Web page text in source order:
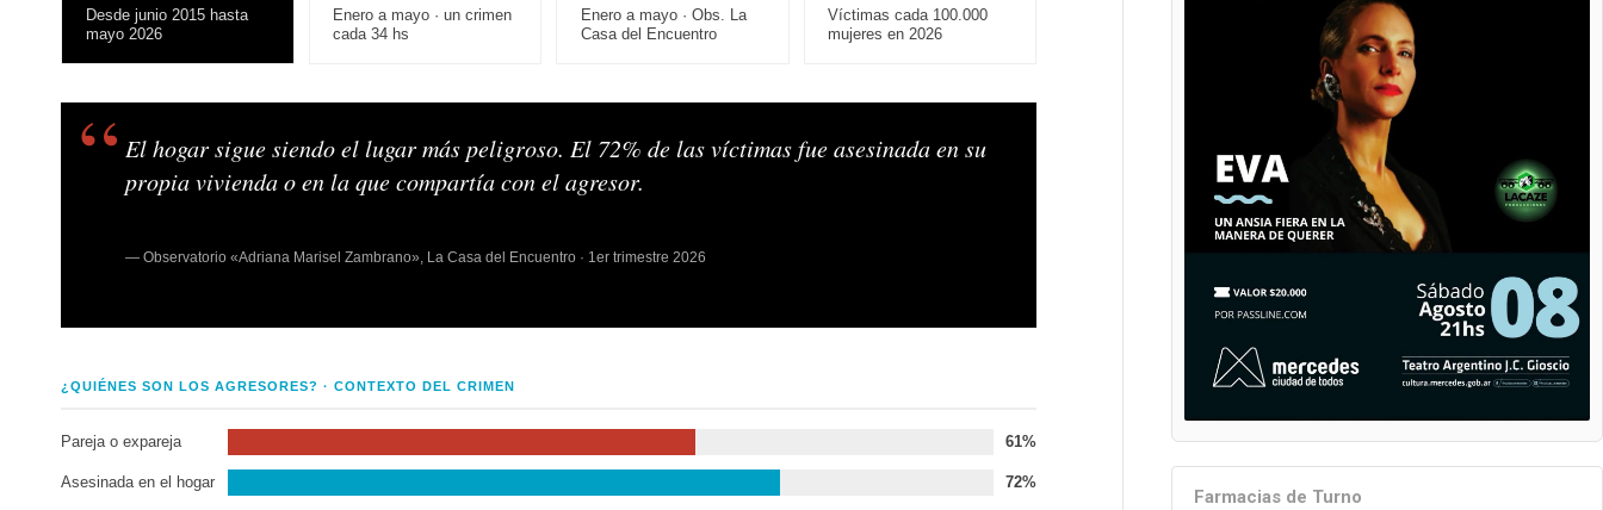
Desde junio 2015 hasta
mayo 2026
Enero a mayo · un crimen
cada 34 hs
Enero a mayo · Obs. La
Casa del Encuentro
Víctimas cada 100.000
mujeres en 2026
El hogar sigue siendo el lugar más peligroso. El 72% de las víctimas fue asesinada en su
propia vivienda o en la que compartía con el agresor.
— Observatorio «Adriana Marisel Zambrano», La Casa del Encuentro · 1er trimestre 2026
¿QUIÉNES SON LOS AGRESORES? · CONTEXTO DEL CRIMEN
Pareja o expareja 61%
Asesinada en el hogar 72%
Farmacias de Turno